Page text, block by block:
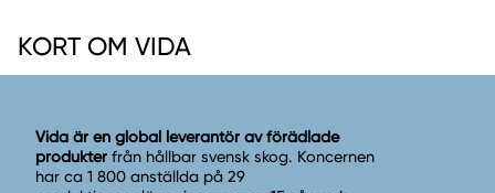
KORT OM VIDA
Vida är en global leverantör av förädlade
produkter från hållbar svensk skog. Koncernen
har ca 1 800 anställda på 29